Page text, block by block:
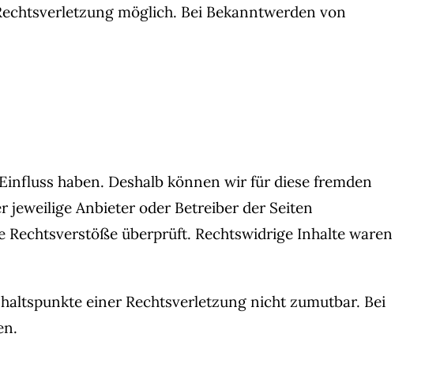
möglich. Bei Bekanntwerden von
haben. Deshalb können wir für diese fremden
jeweilige Anbieter oder Betreiber der Seiten
überprüft. Rechtswidrige Inhalte waren
einer Rechtsverletzung nicht zumutbar. Bei